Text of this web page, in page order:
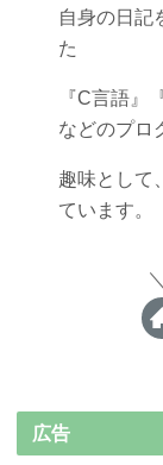
自身の日記
た
『C言語』
などのプロ
趣味として
ています。
広告